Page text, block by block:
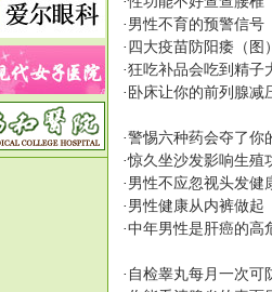
· 男性不育的预警信号
· 四大疫苗防阳痿（图
·狂吃补品会吃到精子
· 卧床让你的前列腺减
·警惕六种药会夺了你
·惊久坐沙发影响生殖
· 男性不应忽视头发健
· 男性健康从内裤做起
·中年男性是肝癌的高
· 自检睾丸每月一次可